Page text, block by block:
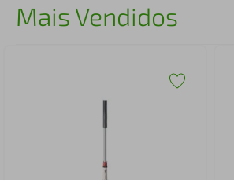
Mais Vendidos